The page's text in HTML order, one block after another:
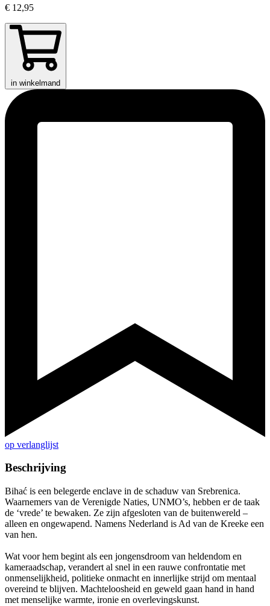
€ 12,95
in winkelmand
op verlanglijst
Beschrijving
Bihać is een belegerde enclave in de schaduw van Srebrenica.
Waarnemers van de Verenigde Naties, UNMO’s, hebben er de taak
de ‘vrede’ te bewaken. Ze zijn afgesloten van de buitenwereld –
alleen en ongewapend. Namens Nederland is Ad van de Kreeke een
van hen.
Wat voor hem begint als een jongensdroom van heldendom en
kameraadschap, verandert al snel in een rauwe confrontatie met
onmenselijkheid, politieke onmacht en innerlijke strijd om mentaal
overeind te blijven. Machteloosheid en geweld gaan hand in hand
met menselijke warmte, ironie en overlevingskunst.